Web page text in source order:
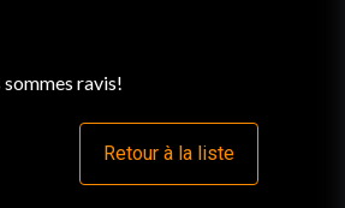
ravis!
Retour à la liste